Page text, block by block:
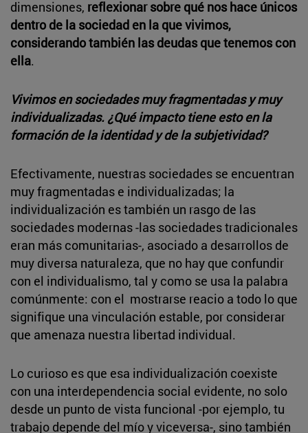
dimensiones, reflexionar sobre qué nos hace únicos
dentro de la sociedad en la que vivimos,
considerando también las deudas que tenemos con
ella.
Vivimos en sociedades muy fragmentadas y muy
individualizadas. ¿Qué impacto tiene esto en la
formación de la identidad y de la subjetividad?
Efectivamente, nuestras sociedades se encuentran
muy fragmentadas e individualizadas; la
individualización es también un rasgo de las
sociedades modernas -las sociedades tradicionales
eran más comunitarias-, asociado a desarrollos de
muy diversa naturaleza, que no hay que confundir
con el individualismo, tal y como se usa la palabra
comúnmente: con el mostrarse reacio a todo lo que
signifique una vinculación estable, por considerar
que amenaza nuestra libertad individual.
Lo curioso es que esa individualización coexiste
con una interdependencia social evidente, no solo
desde un punto de vista funcional -por ejemplo, tu
trabajo depende del mío y viceversa-, sino también